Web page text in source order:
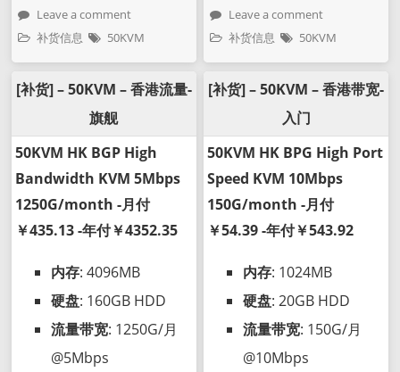
Leave a comment
补货信息
50KVM
[补货] – 50KVM – 香港流量-
旗舰
50KVM HK BGP High
Bandwidth KVM 5Mbps
1250G/month -月付
￥435.13 -年付￥4352.35
内存: 4096MB
硬盘: 160GB HDD
流量带宽: 1250G/月
@5Mbps
Leave a comment
补货信息
50KVM
[补货] – 50KVM – 香港带宽-
入门
50KVM HK BPG High Port
Speed KVM 10Mbps
150G/month -月付
￥54.39 -年付￥543.92
内存: 1024MB
硬盘: 20GB HDD
流量带宽: 150G/月
@10Mbps